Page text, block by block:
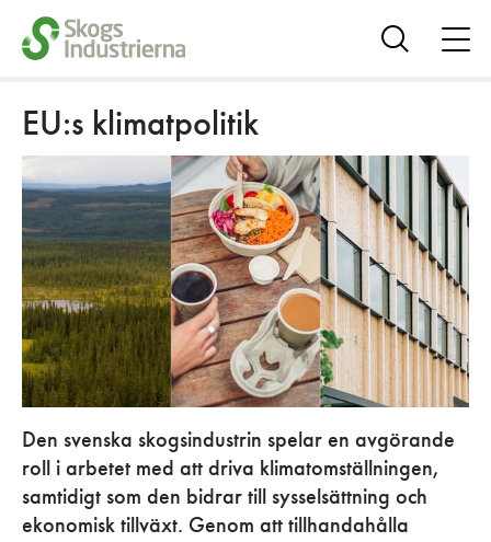
Visa
EU:s klimatpolitik
Den svenska skogsindustrin spelar en avgörande
roll i arbetet med att driva klimatomställningen,
samtidigt som den bidrar till sysselsättning och
ekonomisk tillväxt. Genom att tillhandahålla